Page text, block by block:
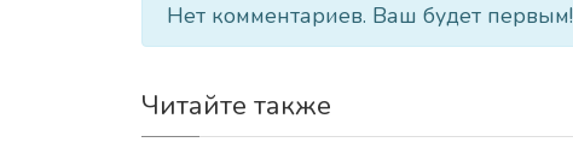
Нет комментариев. Ваш будет первым!
Читайте также